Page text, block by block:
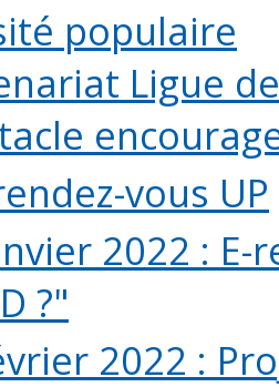
populaire
Ligue
vous UP
2022 :
?"
2022 :